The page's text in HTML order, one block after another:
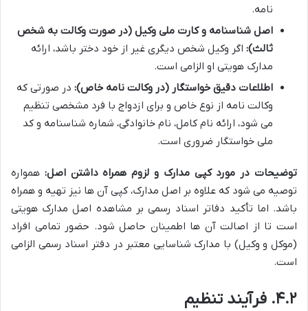
نامه.
اصل شناسنامه و کارت ملی وکیل (در صورت وکالت به شخص
ثالث): اگر وکیل شخص دیگری غیر از خود دختر باشد، ارائه
مدارک هویتی او الزامی است.
اطلاعات دقیق خواستگار (در وکالت نامه خاص): در صورتی که
وکالت نامه از نوع خاص و برای ازدواج با فرد مشخصی تنظیم
می شود، ارائه نام کامل، نام خانوادگی، شماره شناسنامه و کد
ملی خواستگار ضروری است.
توضیحات در مورد کپی مدارک و لزوم همراه داشتن اصل: همواره
توصیه می شود که علاوه بر اصل مدارک، کپی آن ها نیز تهیه و همراه
باشد. اما تأکید دفاتر اسناد رسمی بر مشاهده اصل مدارک هویتی
است تا از اصالت آن ها اطمینان حاصل شود. حضور تمامی افراد
(موکل و وکیل) با مدارک شناسایی معتبر در دفتر اسناد رسمی الزامی
است.
۴.۲. فرآیند تنظیم